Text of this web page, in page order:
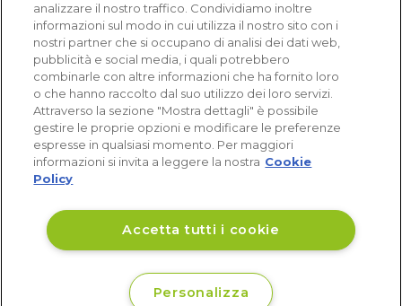
analizzare il nostro traffico. Condividiamo inoltre
informazioni sul modo in cui utilizza il nostro sito con i
nostri partner che si occupano di analisi dei dati web,
pubblicità e social media, i quali potrebbero
combinarle con altre informazioni che ha fornito loro
o che hanno raccolto dal suo utilizzo dei loro servizi.
Attraverso la sezione "Mostra dettagli" è possibile
gestire le proprie opzioni e modificare le preferenze
espresse in qualsiasi momento. Per maggiori
informazioni si invita a leggere la nostra Cookie
Policy
Accetta tutti i cookie
Personalizza